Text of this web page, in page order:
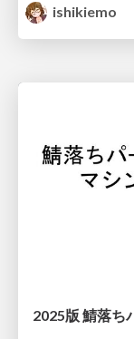
ishikiemo